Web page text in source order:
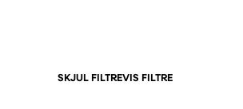
SKJUL FILTREVIS FILTRE